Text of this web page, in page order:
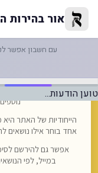
|-רש״ת קיימו שיחה עם כ-100 נציגי
אור בהירות
עם חשבון אפשר
טוען הודעות...